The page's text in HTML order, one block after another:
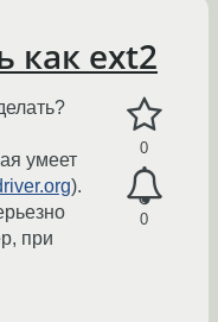
как ext2
0
0
умеет
).
при